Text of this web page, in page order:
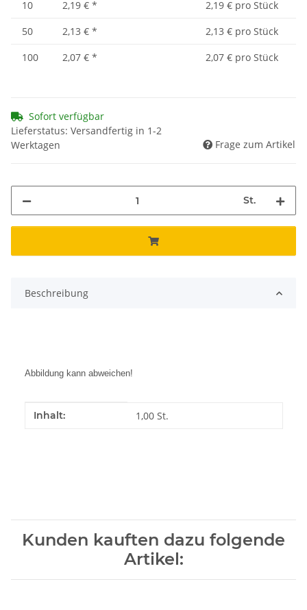
10 2,19 € *
2,19 € pro Stück
50
2,13 € *
2,13 € pro Stück
100
2,07 € * 2,07 € pro Stück
Sofort verfügbar
Lieferstatus: Versandfertig in 1-2
Werktagen
Frage zum Artikel
St.
Beschreibung
Abbildung kann abweichen!
Produkteigenschaft
Wert
Inhalt: 1,00 St.
Kunden kauften dazu folgende
Artikel: